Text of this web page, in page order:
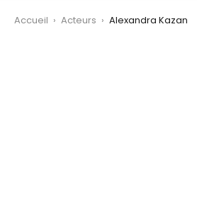
Accueil › Acteurs › Alexandra Kazan